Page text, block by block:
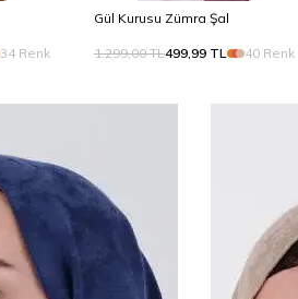
34 Renk
Gül Kurusu Zümra Şal
1.299,00TL499,99 TL 40 Renk